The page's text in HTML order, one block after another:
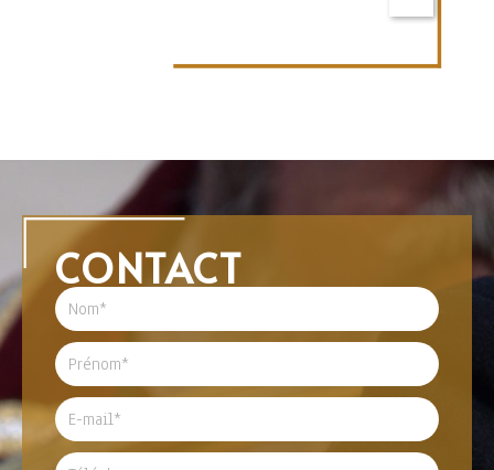
CONTACT